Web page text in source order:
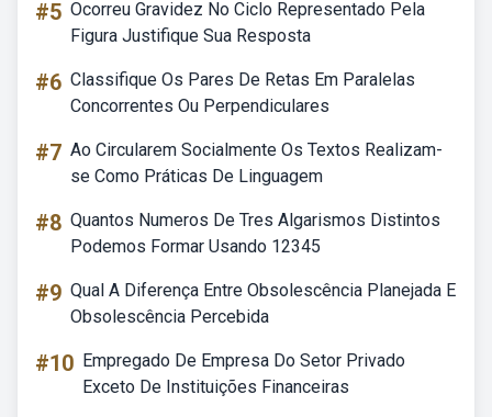
#5 Ocorreu Gravidez No Ciclo Representado Pela
Figura Justifique Sua Resposta
#6 Classifique Os Pares De Retas Em Paralelas
Concorrentes Ou Perpendiculares
#7 Ao Circularem Socialmente Os Textos Realizam-
se Como Práticas De Linguagem
#8 Quantos Numeros De Tres Algarismos Distintos
Podemos Formar Usando 12345
#9 Qual A Diferença Entre Obsolescência Planejada E
Obsolescência Percebida
#10 Empregado De Empresa Do Setor Privado
Exceto De Instituições Financeiras